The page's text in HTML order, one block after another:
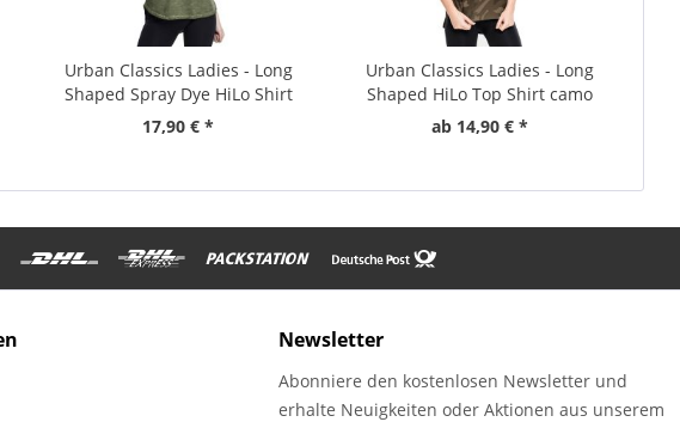
Urban Classics Ladies - Long
Shaped Spray Dye HiLo Shirt
Top
17,90 € *
Urban Classics Ladies - Long
Shaped HiLo Top Shirt camo
ab 14,90 € *
Newsletter
Abonniere den kostenlosen Newsletter und
erhalte Neuigkeiten oder Aktionen aus unserem